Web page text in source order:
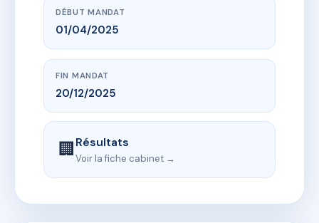
DÉBUT MANDAT
01/04/2025
FIN MANDAT
20/12/2025
🏢Résultats
Voir la fiche cabinet →